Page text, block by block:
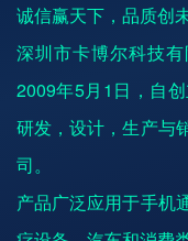
诚信赢天下，品质创
深圳市卡博尔科技
2009年5月1日，自
研发，设计，生产与
司。
产品广泛应用于手机